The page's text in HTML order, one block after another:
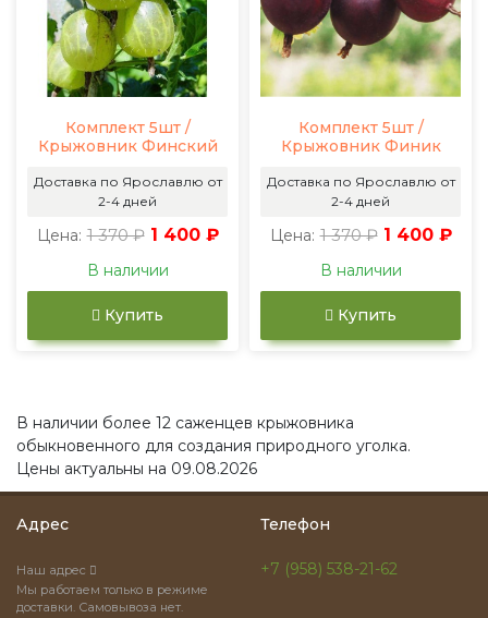
Комплект 5шт /
Крыжовник Финский
Доставка по Ярославлю от
2-4 дней
Цена: 1 370 ₽ 1 400 ₽
В наличии
Купить
Комплект 5шт /
Крыжовник Финик
Доставка по Ярославлю от
2-4 дней
Цена: 1 370 ₽ 1 400 ₽
В наличии
Купить
В наличии более 12 саженцев крыжовника
обыкновенного для создания природного уголка.
Цены актуальны на 09.08.2026
Адрес
Наш адрес
Мы работаем только в режиме
доставки. Самовывоза нет.
Телефон
+7 (958) 538-21-62